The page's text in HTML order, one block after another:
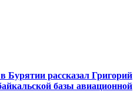
Бурятии рассказал Григорий
базы авиационной